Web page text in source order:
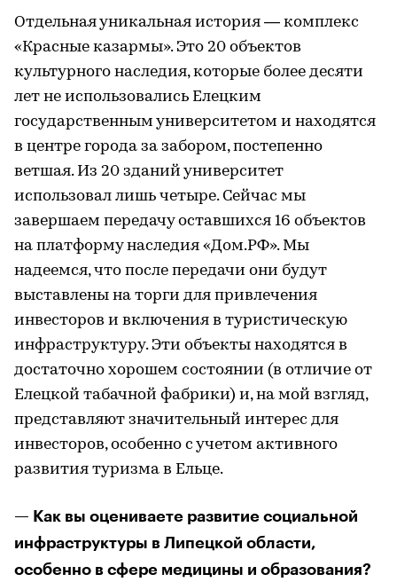
Отдельная уникальная история — комплекс
«Красные казармы». Это 20 объектов
культурного наследия, которые более десяти
лет не использовались Елецким
государственным университетом и находятся
в центре города за забором, постепенно
ветшая. Из 20 зданий университет
использовал лишь четыре. Сейчас мы
завершаем передачу оставшихся 16 объектов
на платформу наследия «Дом.РФ». Мы
надеемся, что после передачи они будут
выставлены на торги для привлечения
инвесторов и включения в туристическую
инфраструктуру. Эти объекты находятся в
достаточно хорошем состоянии (в отличие от
Елецкой табачной фабрики) и, на мой взгляд,
представляют значительный интерес для
инвесторов, особенно с учетом активного
развития туризма в Ельце.
— Как вы оцениваете развитие социальной
инфраструктуры в Липецкой области,
особенно в сфере медицины и образования?